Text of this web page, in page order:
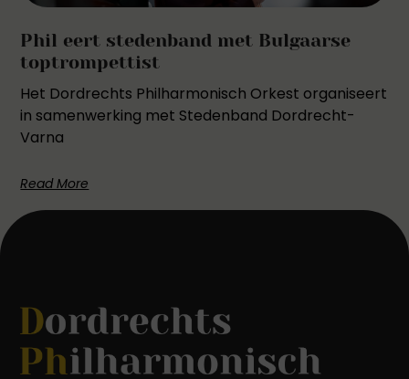
Phil eert stedenband met Bulgaarse
toptrompettist
Het Dordrechts Philharmonisch Orkest organiseert
in samenwerking met Stedenband Dordrecht-
Varna
Read More